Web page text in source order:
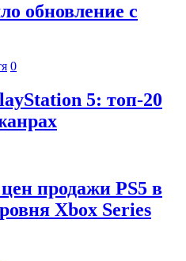
обновление с
0
5: топ-20
продажи PS5 в
Xbox Series